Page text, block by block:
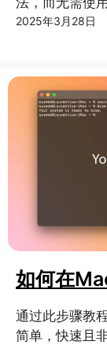
2025年3月28日
如何在
通过此步骤教
简单，快速且